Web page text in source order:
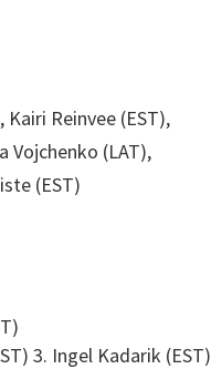
Kairi Reinvee (EST),
Vojchenko (LAT),
(EST)
3. Ingel Kadarik (EST)